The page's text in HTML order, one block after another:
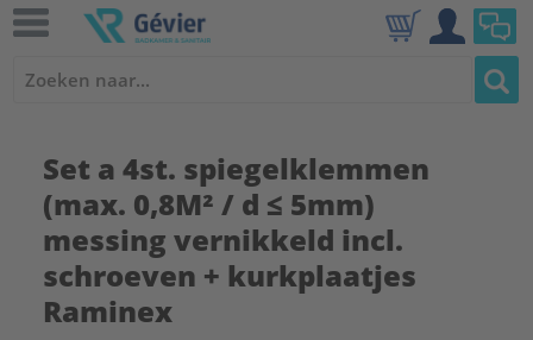
Set a 4st. spiegelklemmen
(max. 0,8M² / d ≤ 5mm)
messing vernikkeld incl.
schroeven + kurkplaatjes
Raminex